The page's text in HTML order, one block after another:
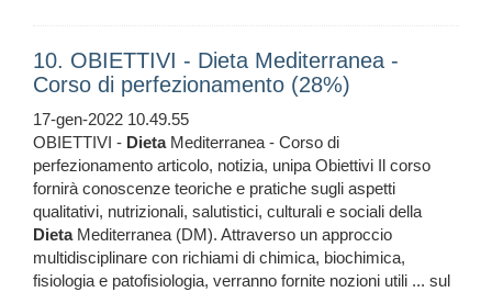
10. OBIETTIVI - Dieta Mediterranea -
Corso di perfezionamento (28%)
17-gen-2022 10.49.55
OBIETTIVI - DietaMediterranea - Corso di
perfezionamento articolo, notizia, unipa Obiettivi Il corso
fornirà conoscenze teoriche e pratiche sugli aspetti
qualitativi, nutrizionali, salutistici, culturali e sociali della
DietaMediterranea (DM). Attraverso un approccio
multidisciplinare con richiami di chimica, biochimica,
fisiologia e patofisiologia, verranno fornite nozioni utili ... sul